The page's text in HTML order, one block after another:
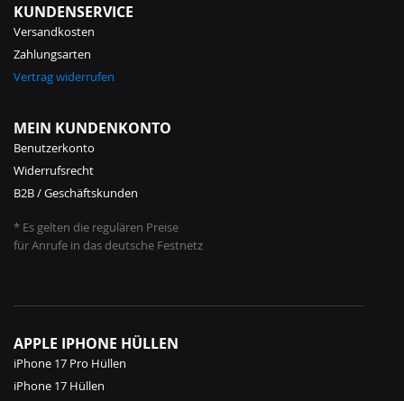
KUNDENSERVICE
Versandkosten
Zahlungsarten
Vertrag widerrufen
MEIN KUNDENKONTO
Benutzerkonto
Widerrufsrecht
B2B / Geschäftskunden
* Es gelten die regulären Preise
für Anrufe in das deutsche Festnetz
APPLE IPHONE HÜLLEN
iPhone 17 Pro Hüllen
iPhone 17 Hüllen